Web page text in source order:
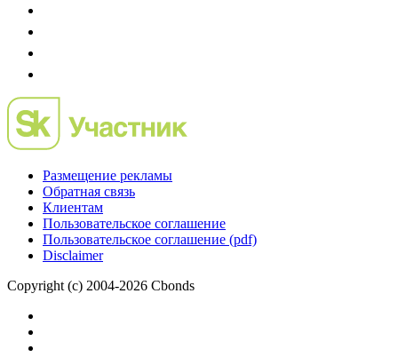
Размещение рекламы
Обратная связь
Пользовательское соглашение
Copyright (c) 2004-2026 Cbonds